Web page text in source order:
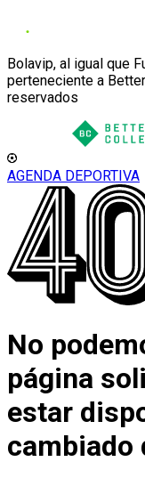
Bolavip, al igual que
perteneciente a
reservados
AGENDA DEPORTIVA
No
página
estar
cambiado